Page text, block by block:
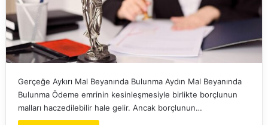
Gerçeğe Aykırı Mal Beyanında Bulunma Aydın Mal Beyanında
Bulunma Ödeme emrinin kesinleşmesiyle birlikte borçlunun
malları haczedilebilir hale gelir. Ancak borçlunun…